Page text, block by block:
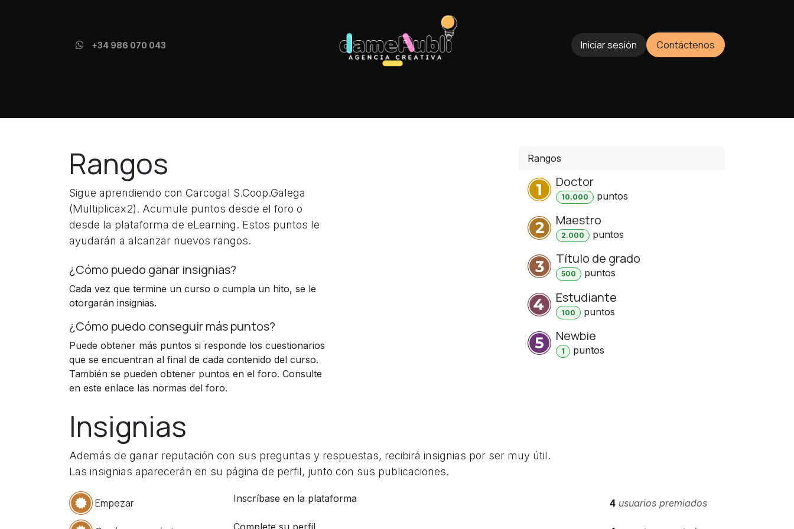
+34 986 070 043 Iniciar sesión Contáctenos
Rangos
Sigue aprendiendo con Carcogal S.Coop.Galega
(Multiplicax2). Acumule puntos desde el foro o
desde la plataforma de eLearning. Estos puntos le
ayudarán a alcanzar nuevos rangos.
¿Cómo puedo ganar insignias?
Cada vez que termine un curso o cumpla un hito, se le
otorgarán insignias.
¿Cómo puedo conseguir más puntos?
Puede obtener más puntos si responde los cuestionarios
que se encuentran al final de cada contenido del curso.
También se pueden obtener puntos en el foro. Consulte
en este enlace las normas del foro.
Rangos
Doctor
10.000 puntos
Maestro
2.000 puntos
Título de grado
500 puntos
Estudiante
100 puntos
Newbie
1 puntos
Insignias
Además de ganar reputación con sus preguntas y respuestas, recibirá insignias por ser muy útil.
Las insignias aparecerán en su página de perfil, junto con sus publicaciones.
Empezar Inscríbase en la plataforma 4 usuarios premiados
Complete su perfil